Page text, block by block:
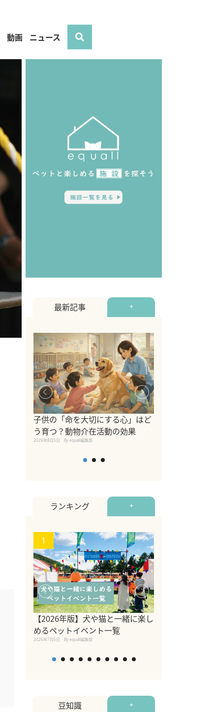
動画 ニュース
最新記事 +
子供の「命を大切にする心」はど
う育つ？動物介在活動の効果
2026年8月5日 By equall編集部
ランキング +
1
【2026年版】犬や猫と一緒に楽し
めるペットイベント一覧
2026年7月5日 By equall編集部
豆知識 +